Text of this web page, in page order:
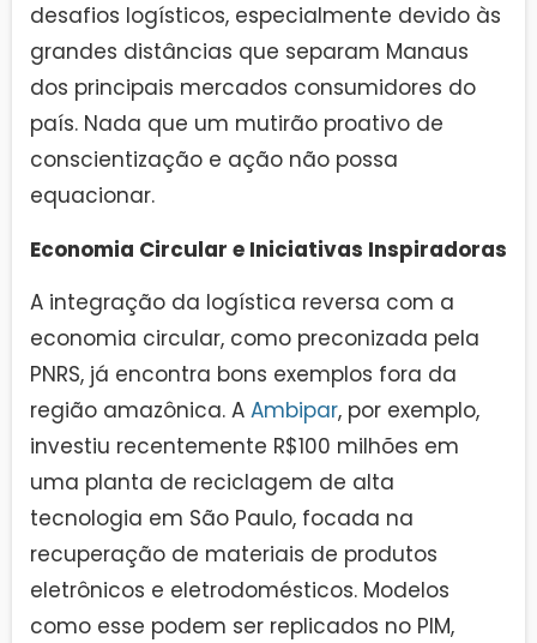
desafios logísticos, especialmente devido às
grandes distâncias que separam Manaus
dos principais mercados consumidores do
país. Nada que um mutirão proativo de
conscientização e ação não possa
equacionar.
Economia Circular e Iniciativas Inspiradoras
A integração da logística reversa com a
economia circular, como preconizada pela
PNRS, já encontra bons exemplos fora da
região amazônica. A Ambipar, por exemplo,
investiu recentemente R$100 milhões em
uma planta de reciclagem de alta
tecnologia em São Paulo, focada na
recuperação de materiais de produtos
eletrônicos e eletrodomésticos. Modelos
como esse podem ser replicados no PIM,